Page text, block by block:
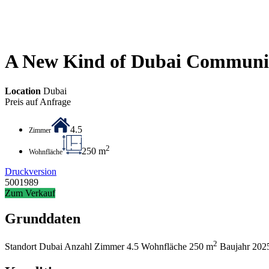
A New Kind of Dubai
Location Dubai
Preis auf Anfrage
Zimmer 4.5
Wohnfläche 250 m2
Druckversion
5001989
Zum Verkauf
Grunddaten
Standort Dubai Anzahl Zimmer 4.5 Wohnfläche 250 m2 Baujahr